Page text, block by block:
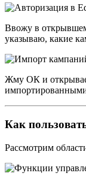
Ввожу в
указываю, какие
Жму ОК и
Как
Рассмотрим